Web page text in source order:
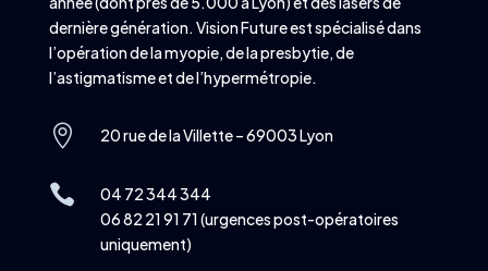
dernière génération. Vision Future est spécialisé dans
l’opération de la myopie, de la presbytie, de
l’astigmatisme et de l’hypermétropie.
 20 rue de la Villette – 69003 Lyon

04 72 344 344
06 82 21 91 71 (urgences post-opératoires
uniquement)